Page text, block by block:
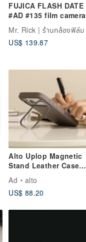
FUJICA FLASH DATE
#AD #135 film camera
Mr. Rick | ร้านกล้องฟิล์ม
US$ 139.87
Alto Uplop Magnetic
Stand Leather Case -
Cement Gray iPhone
17/Pro/Pro Max
Ad
alto
US$ 88.20